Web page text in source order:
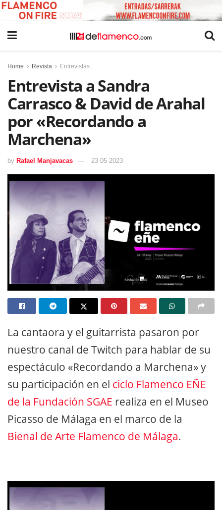
Home Revista Entrevistas
Entrevista a Sandra
Carrasco & David de Arahal
por «Recordando a
Marchena»
by Rafael Manjavacas 23 05 2023
La cantaora y el guitarrista pasaron por
nuestro canal de Twitch para hablar de su
espectáculo «Recordando a Marchena» y
su participación en el ciclo Flamenco EÑE
de la Fundación SGAE realiza en el Museo
Picasso de Málaga en el marco de la
Bienal de Arte Flamenco de Málaga.